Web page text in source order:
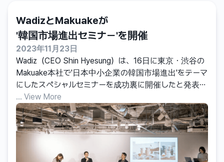
WadizとMakuakeが
'韓国市場進出セミナー'を開催
2023年11月23日
Wadiz（CEO Shin Hyesung）は、16日に東京・渋谷の
Makuake本社で'日本中小企業の韓国市場進出'をテーマ
にしたスペシャルセミナーを成功裏に開催したと発表し
ました。このイベントは、日本の企業の韓国市場進出
をテーマにしたトークコンサートで、WadizとMakuake
の創設者も出席しました。成功したクラウドファンディ
ングの経験を持つ優れた日本企業がオンラインおよびオ
フラインで参加し、韓国市場進出に対する大きな熱意
を示しました。
... View More